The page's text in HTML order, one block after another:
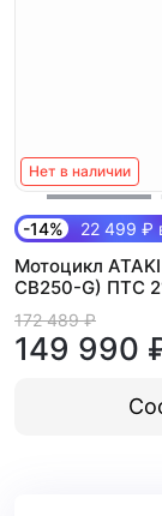
Нет в наличии
-14% 22 499 ₽
Мотоцикл
CB250-G) ПТС
172 489 ₽
149 990